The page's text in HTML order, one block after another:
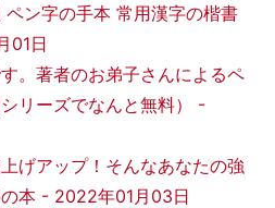
ン字の手本 常用漢字の楷書
01日
。著者のお弟子さんによるペ
リーズでなんと無料）
-
げアップ！そんなあなたの強
本 - 2022年01月03日